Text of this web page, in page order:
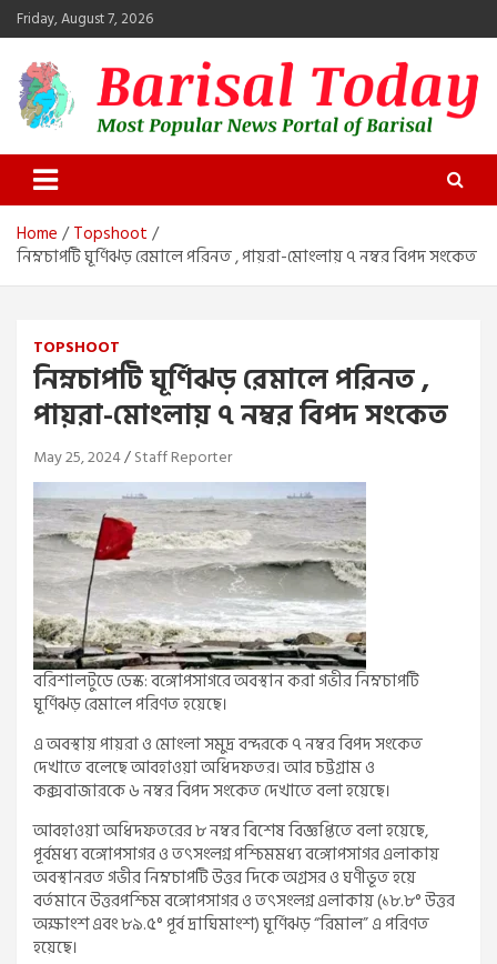
Skip
to
content
Friday, August 7, 2026
Barisal Today
The Most Popular News Portal in Barisal
Home
Topshoot
নিম্নচাপটি ঘূর্ণিঝড় রেমালে পরিনত , পায়রা-মোংলায় ৭ নম্বর বিপদ সংকেত
TOPSHOOT
নিম্নচাপটি ঘূর্ণিঝড় রেমালে পরিনত ,
পায়রা-মোংলায় ৭ নম্বর বিপদ সংকেত
May 25, 2024 Staff Reporter
বরিশালটুডে ডেস্ক: বঙ্গোপসাগরে অবস্থান করা গভীর নিম্নচাপটি
ঘূর্ণিঝড় রেমালে পরিণত হয়েছে।
এ অবস্থায় পায়রা ও মোংলা সমুদ্র বন্দরকে ৭ নম্বর বিপদ সংকেত
দেখাতে বলেছে আবহাওয়া অধিদফতর। আর চট্টগ্রাম ও
কক্সবাজারকে ৬ নম্বর বিপদ সংকেত দেখাতে বলা হয়েছে।
আবহাওয়া অধিদফতরের ৮ নম্বর বিশেষ বিজ্ঞপ্তিতে বলা হয়েছে,
পূর্বমধ্য বঙ্গোপসাগর ও তৎসংলগ্ন পশ্চিমমধ্য বঙ্গোপসাগর এলাকায়
অবস্থানরত গভীর নিম্নচাপটি উত্তর দিকে অগ্রসর ও ঘণীভূত হয়ে
বর্তমানে উত্তরপশ্চিম বঙ্গোপসাগর ও তৎসংলগ্ন এলাকায় (১৮.৮° উত্তর
অক্ষাংশ এবং ৮৯.৫° পূর্ব দ্রাঘিমাংশ) ঘূর্ণিঝড় “রিমাল” এ পরিণত
হয়েছে।